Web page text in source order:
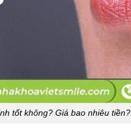
tốt không? Giá bao nhiêu tiền?